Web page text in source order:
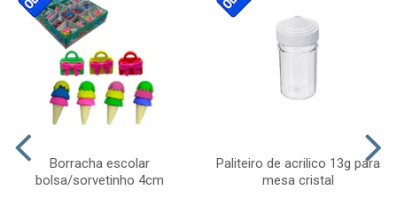
Borracha escolar
bolsa/sorvetinho 4cm
Paliteiro de acrilico 13g para
mesa cristal